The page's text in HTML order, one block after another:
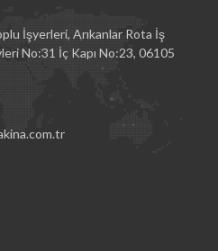
İşyerleri, Arıkanlar Rota İş
No:31 İç Kapı No:23, 06105